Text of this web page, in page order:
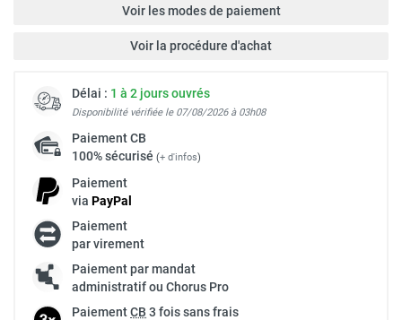
Voir les modes de paiement
Voir la procédure d'achat
Délai : 1 à 2 jours ouvrés
Disponibilité vérifiée le 07/08/2026 à 03h08
PaiementCB
100% sécurisé (+ d'infos)
Paiement
via PayPal
Paiement
par virement
Paiement par mandat
administratif ou Chorus Pro
PaiementCB 3 fois sans frais